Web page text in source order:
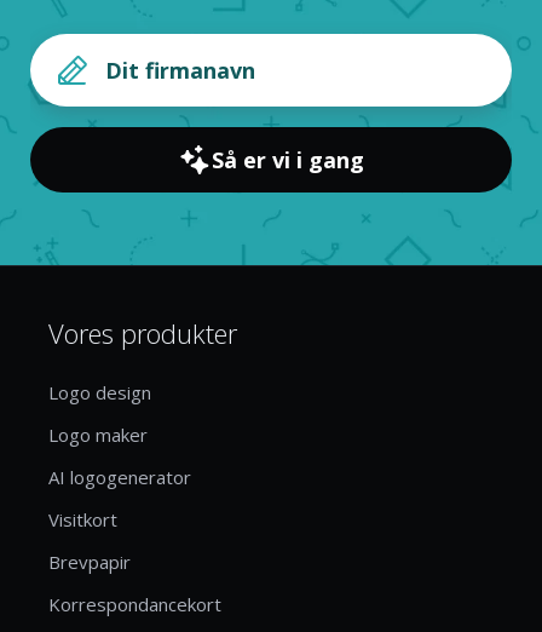
Så er vi i gang
Vores produkter
Logo design
Logo maker
AI logogenerator
Visitkort
Brevpapir
Korrespondancekort